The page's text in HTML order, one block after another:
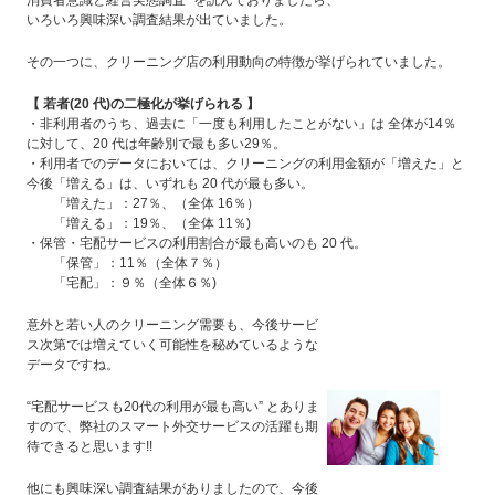
いろいろ興味深い調査結果が出ていました。
その一つに、クリーニング店の利用動向の特徴が挙げられていました。
【 若者(20 代)の二極化が挙げられる 】
・非利用者のうち、過去に「一度も利用したことがない」は 全体が14％
に対して、20 代は年齢別で最も多い29％。
・利用者でのデータにおいては、クリーニングの利用金額が「増えた」と
今後「増える」は、いずれも 20 代が最も多い。
「増えた」：27％、（全体 16％）
「増える」：19％、（全体 11％)
・保管・宅配サービスの利用割合が最も高いのも 20 代。
「保管」：11％（全体７％）
「宅配」：９％（全体６％)
意外と若い人のクリーニング需要も、今後サービ
ス次第では増えていく可能性を秘めているような
データですね。
“宅配サービスも20代の利用が最も高い” とありま
すので、弊社のスマート外交サービスの活躍も期
待できると思います!!
他にも興味深い調査結果がありましたので、今後